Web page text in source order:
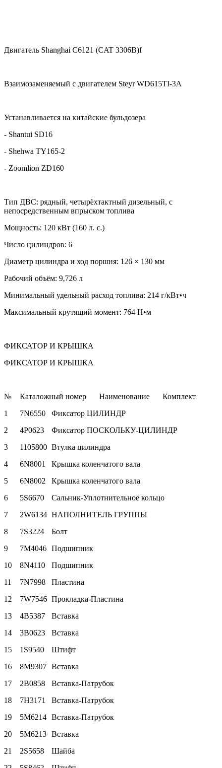
Двигатель Shanghai C6121 (CAT 3306B)f
Взаимозаменяемый с двигателем Steyr WD615TI-3A
Устанавливается на китайские бульдозера
- Shantui SD16
- Shehwa TY165-2
- Zoomlion ZD160
Тип ДВС: рядный, четырёхтактный дизельный, с
непосредственным впрыском топлива
Мощность: 120 кВт (160 л. с.)
Число цилиндров: 6
Диаметр цилиндра и ход поршня: 126 × 130 мм
Рабочий объём: 9,726 л
Минимальный удельный расход топлива: 214 г/кВт•ч
Максимальный крутящий момент: 764 Н•м
ФИКСАТОР И КРЫШКА
ФИКСАТОР И КРЫШКА
№ Каталожный номер Наименование
Комплект
1
7N6550
Фиксатор ЦИЛИНДР
2
4P0623
Фиксатор ПОСКОЛЬКУ-ЦИЛИНДР
3
1105800 Втулка цилиндра
4
6N8001
Крышка коленчатого вала
5
6N8002
Крышка коленчатого вала
6
5S6670
Сальник-Уплотнительное кольцо
7
2W6134 НАПОЛНИТЕЛЬ ГРУППЫ
8
7S3224
Болт
9
7M4046 Подшипник
10
8N4110
Подшипник
11
7N7998
Пластина
12
7W7546 Прокладка-Пластина
13
4B5387
Вставка
14
3B0623
Вставка
15
1S9540
Штифт
16
8M9307 Вставка
17
2B0858
Вставка-Патрубок
18
7H3171
Вставка-Патрубок
19
5M6214 Вставка-Патрубок
20
5M6213 Вставка
21
2S5658
Шайба